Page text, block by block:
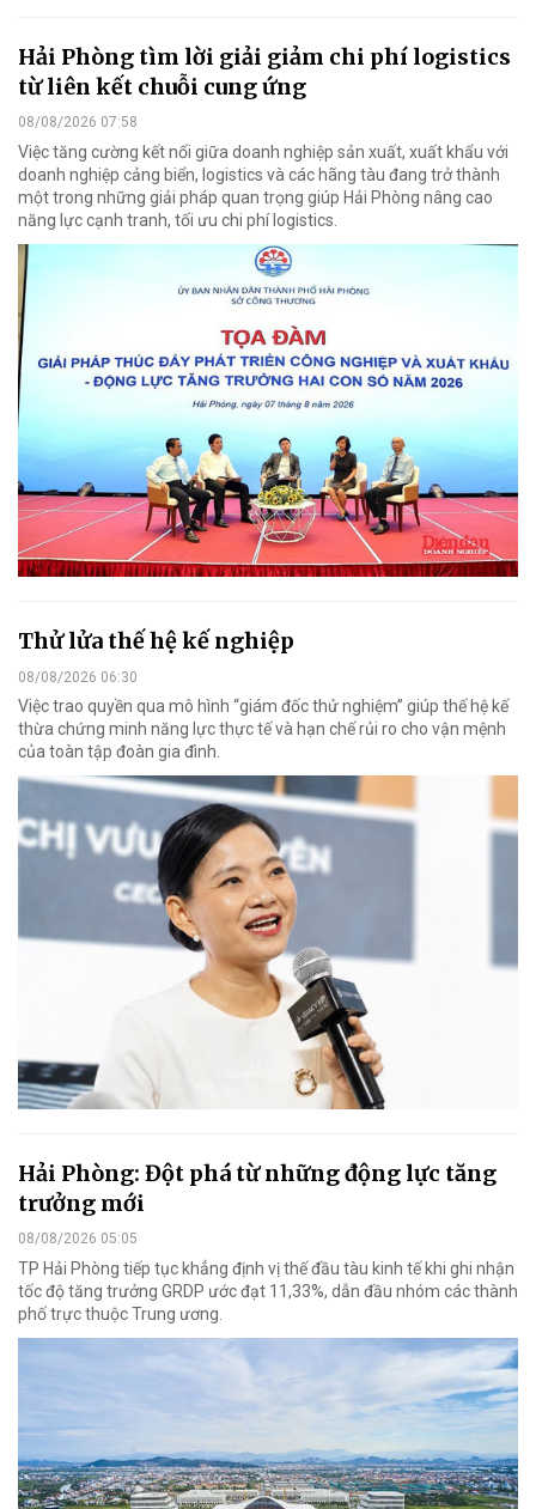
Hải Phòng tìm lời giải giảm chi phí logistics
từ liên kết chuỗi cung ứng
08/08/2026 07:58
Việc tăng cường kết nối giữa doanh nghiệp sản xuất, xuất khẩu với
doanh nghiệp cảng biển, logistics và các hãng tàu đang trở thành
một trong những giải pháp quan trọng giúp Hải Phòng nâng cao
năng lực cạnh tranh, tối ưu chi phí logistics.
Thử lửa thế hệ kế nghiệp
08/08/2026 06:30
Việc trao quyền qua mô hình “giám đốc thử nghiệm” giúp thế hệ kế
thừa chứng minh năng lực thực tế và hạn chế rủi ro cho vận mệnh
của toàn tập đoàn gia đình.
Hải Phòng: Đột phá từ những động lực tăng
trưởng mới
08/08/2026 05:05
TP Hải Phòng tiếp tục khẳng định vị thế đầu tàu kinh tế khi ghi nhận
tốc độ tăng trưởng GRDP ước đạt 11,33%, dẫn đầu nhóm các thành
phố trực thuộc Trung ương.